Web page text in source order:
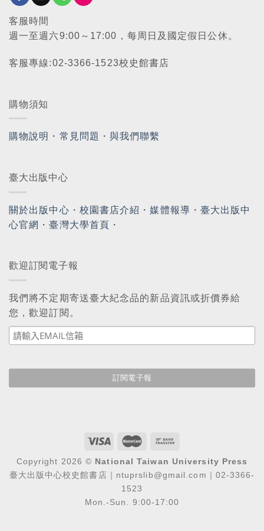
客服時間
週一至週六9:00～17:00，每周日及國定假日公休。
客服專線:02-3366-1523校史館書店
購物須知
購物說明 ・ 常見問題 ・與我們聯繫
臺大出版中心
關於出版中心 ・ 校園書店介紹 ・媒體報導 ・ 臺大出版中
心官網 ・臺灣大學首頁 ・
歡迎訂閱電子報
我們將不定期寄送臺大紀念品的新品資訊或折價券給
您，歡迎訂閱。
Copyright 2026 © National Taiwan University Press
臺大出版中心校史館書店｜ntuprslib@gmail.com｜02-3366-
1523
Mon.-Sun. 9:00-17:00